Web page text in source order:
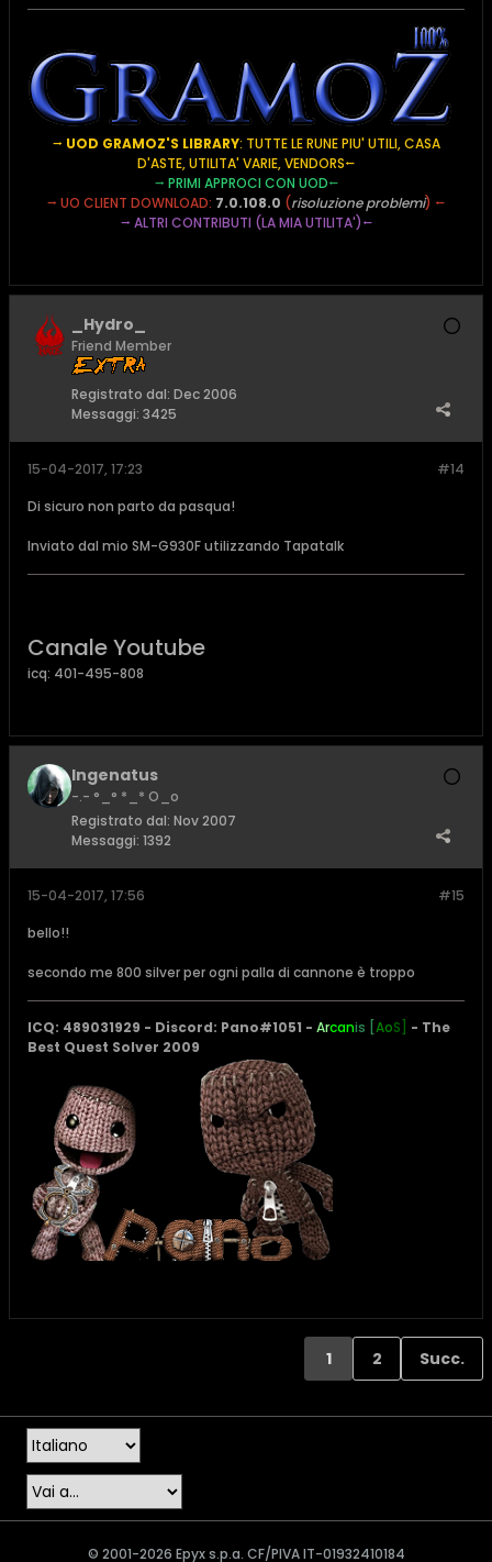
⭢ UOD GRAMOZ'S LIBRARY: TUTTE LE RUNE PIU' UTILI, CASA
D'ASTE, UTILITA' VARIE, VENDORS⭠
⭢ PRIMI APPROCI CON UOD⭠
⭢ UO CLIENT DOWNLOAD: 7.0.108.0 (risoluzione problemi) ⭠
⭢ ALTRI CONTRIBUTI (LA MIA UTILITA')⭠
_Hydro_
Friend Member
Registrato dal: Dec 2006
Messaggi: 3425
#14
15-04-2017, 17:23
Di sicuro non parto da pasqua!
Inviato dal mio SM-G930F utilizzando Tapatalk
Canale Youtube
icq: 401-495-808
Ingenatus
-.- °_° *_* O_o
Registrato dal: Nov 2007
Messaggi: 1392
#15
15-04-2017, 17:56
bello!!
secondo me 800 silver per ogni palla di cannone è troppo
ICQ: 489031929 - Discord: Pano#1051 - Arcanis [AoS] - The
Best Quest Solver 2009
1 2 Succ.
© 2001-2026 Epyx s.p.a. CF/PIVA IT-01932410184